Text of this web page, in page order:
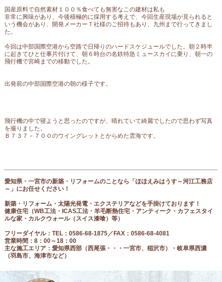
国産原料で自然素材１００％食べても無害なこの建材は私も
非常に興味があり、今後積極的に採用する考えで、今回生産現場が見られると
いう機会があり、開発メーカーＴ社様のご招待もあり、九州まで行ってきまし
た。
今回は中部国際空港から空路で日帰りのハードスケジュールでした。朝２時半
に起きてひと仕事片付けて、朝６時台の名鉄特急ミュースカイに乗り、朝一の
飛行機で宮崎までの移動でした。
出発前の中部国際空港の朝の様子です。
飛行機の中で寝ようと思ったのですが、晴れていて綺麗でしたので思わず写真
を撮りました。
Ｂ７３７－７００のウイングレットとからめた雲海です。
愛知県・一宮市の新築・リフォームのことなら「ほほえみはうす～河江工務店
～」にお任せください！
新築・リフォーム・太陽光発電・エクステリアなどを手掛けております！
健康住宅（WB工法・ICAS工法・羊毛断熱住宅・アンティーク・カフェスタイ
ルな家・カルクウォール（スイス漆喰）等）
フリーダイヤル： TEL：0586-68-1875／FAX：0586-68-4081
営業時間：8：00～18：00
主な施工エリア：愛知県西部（西尾張・・・一宮市、稲沢市）・岐阜県西濃
（羽島市、海津市など）